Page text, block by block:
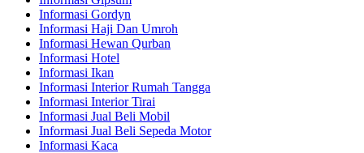
Informasi Gordyn
Informasi Haji Dan Umroh
Informasi Hewan Qurban
Informasi Hotel
Informasi Ikan
Informasi Interior Rumah Tangga
Informasi Interior Tirai
Informasi Jual Beli Mobil
Informasi Jual Beli Sepeda Motor
Informasi Kaca